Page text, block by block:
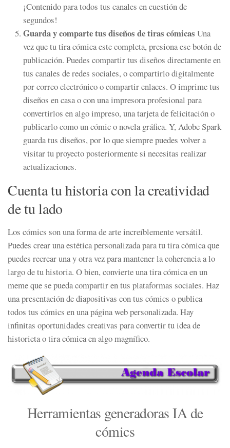
¡Contenido para todos tus canales en cuestión de
segundos!
Guarda y comparte tus diseños de tiras cómicas Una
vez que tu tira cómica este completa, presiona ese botón de
publicación. Puedes compartir tus diseños directamente en
tus canales de redes sociales, o compartirlo digitalmente
por correo electrónico o compartir enlaces. O imprime tus
diseños en casa o con una impresora profesional para
convertirlos en algo impreso, una tarjeta de felicitación o
publicarlo como un cómic o novela gráfica. Y, Adobe Spark
guarda tus diseños, por lo que siempre puedes volver a
visitar tu proyecto posteriormente si necesitas realizar
actualizaciones.
Cuenta tu historia con la creatividad
de tu lado
Los cómics son una forma de arte increíblemente versátil.
Puedes crear una estética personalizada para tu tira cómica que
puedes recrear una y otra vez para mantener la coherencia a lo
largo de tu historia. O bien, convierte una tira cómica en un
meme que se pueda compartir en tus plataformas sociales. Haz
una presentación de diapositivas con tus cómics o publica
todos tus cómics en una página web personalizada. Hay
infinitas oportunidades creativas para convertir tu idea de
historieta o tira cómica en algo magnífico.
Herramientas generadoras IA de
cómics